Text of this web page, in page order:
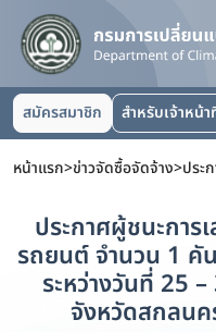
สมัครสมาชิก สำหรับเจ้าหน้า
หน้าแรก>ข่าวจัดซื้อจัดจ้าง>ประ
ประกาศผู้ชนะการ
รถยนต์ จำนวน 1
ระหว่างวันที่ 25
จังหวัดสกลนค